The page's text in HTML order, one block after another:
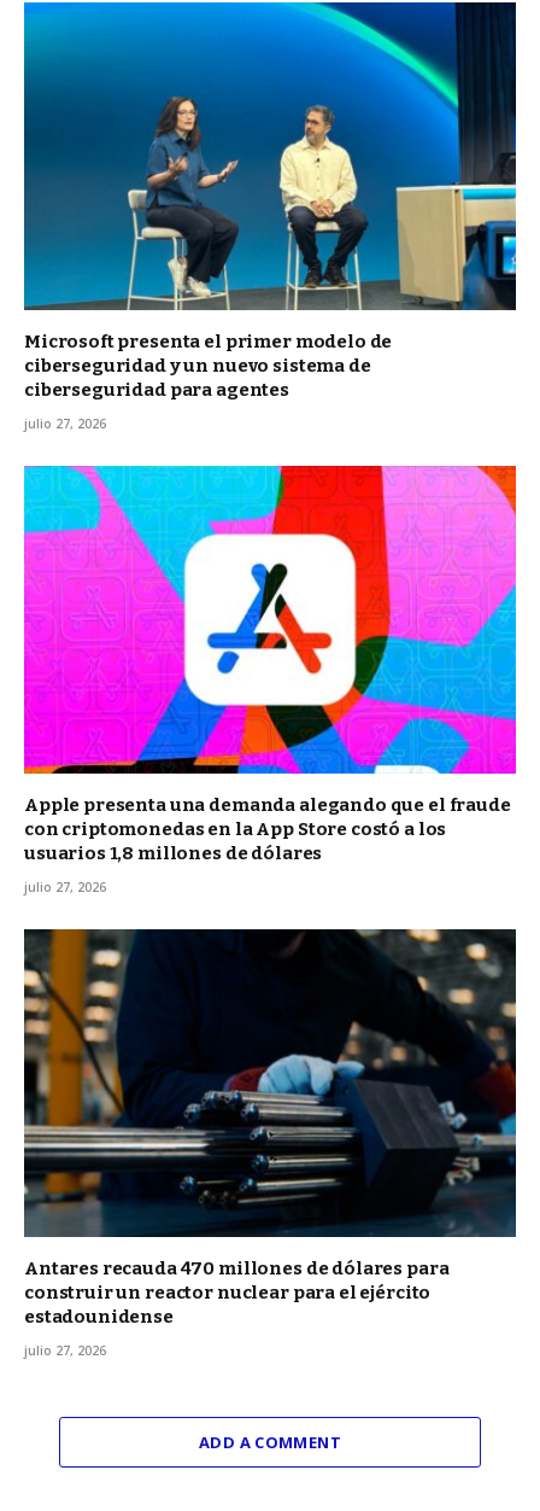
Microsoft presenta el primer modelo de
ciberseguridad y un nuevo sistema de
ciberseguridad para agentes
julio 27, 2026
Apple presenta una demanda alegando que el fraude
con criptomonedas en la App Store costó a los
usuarios 1,8 millones de dólares
julio 27, 2026
Antares recauda 470 millones de dólares para
construir un reactor nuclear para el ejército
estadounidense
julio 27, 2026
ADD A COMMENT